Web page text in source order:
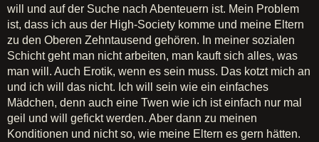
will und auf der Suche nach Abenteuern ist. Mein Problem
ist, dass ich aus der High-Society komme und meine Eltern
zu den Oberen Zehntausend gehören. In meiner sozialen
Schicht geht man nicht arbeiten, man kauft sich alles, was
man will. Auch Erotik, wenn es sein muss. Das kotzt mich an
und ich will das nicht. Ich will sein wie ein einfaches
Mädchen, denn auch eine Twen wie ich ist einfach nur mal
geil und will gefickt werden. Aber dann zu meinen
Konditionen und nicht so, wie meine Eltern es gern hätten.